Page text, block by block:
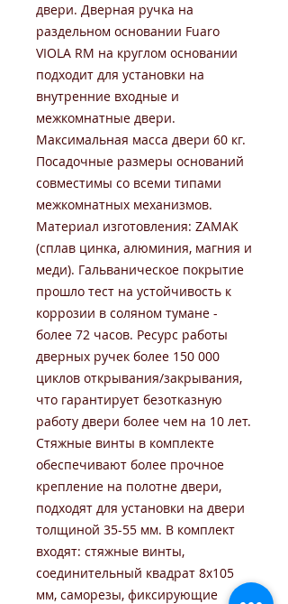
двери. Дверная ручка на
раздельном основании Fuaro
VIOLA RM на круглом основании
подходит для установки на
внутренние входные и
межкомнатные двери.
Максимальная масса двери 60 кг.
Посадочные размеры оснований
совместимы со всеми типами
межкомнатных механизмов.
Материал изготовления: ZAMAK
(сплав цинка, алюминия, магния и
меди). Гальваническое покрытие
прошло тест на устойчивость к
коррозии в соляном тумане -
более 72 часов. Ресурс работы
дверных ручек более 150 000
циклов открывания/закрывания,
что гарантирует безотказную
работу двери более чем на 10 лет.
Стяжные винты в комплекте
обеспечивают более прочное
крепление на полотне двери,
подходят для установки на двери
толщиной 35-55 мм. В комплект
входят: стяжные винты,
соединительный квадрат 8x105
мм, саморезы, фиксирующие